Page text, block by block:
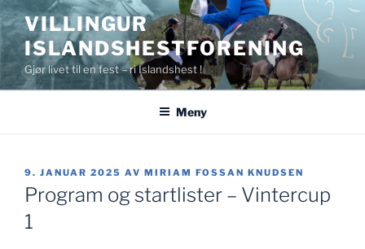
Gå
til
innhold
VILLINGUR
ISLANDSHESTFORENING
Gjør livet til en fest – ri Islandshest !
Meny
PUBLISERT
9. JANUAR 2025 AV MIRIAM FOSSAN KNUDSEN
Program og startlister – Vintercup
1